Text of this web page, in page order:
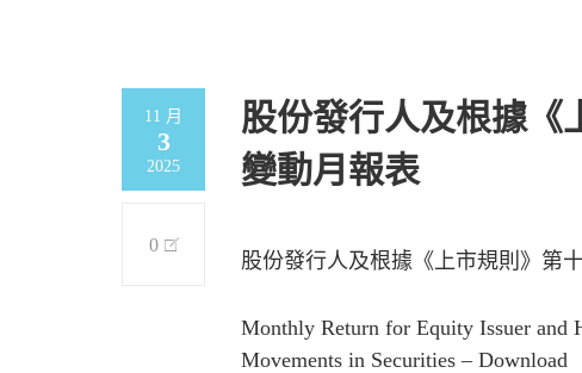
11 月
3
2025
0
股份發行人及根據《
變動月報表
股份發行人及根據《上市規則》第
Monthly Return for Equity Issuer and
Movements in Securities – Download